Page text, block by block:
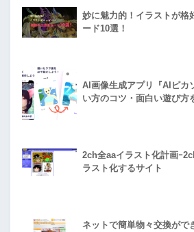
妙に魅力的！イラストが格
ード10選！
AI画像生成アプリ『AIピカ
い方のコツ・面白い遊び方
2ch全aaイラスト化計画ｰ
ラスト化するサイト
ネットで簡単物々交換がで